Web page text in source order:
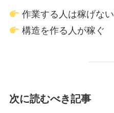
作業する人は稼げない
構造を作る人が稼ぐ
次に読むべき記事